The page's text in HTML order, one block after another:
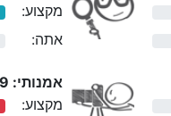
מקצוע:
אתה:
אמנותי: 1.9
מקצוע: